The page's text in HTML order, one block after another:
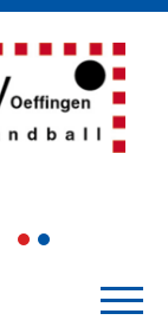
1 2